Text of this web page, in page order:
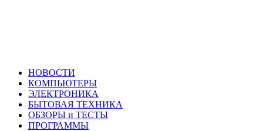
НОВОСТИ
КОМПЬЮТЕРЫ
ЭЛЕКТРОНИКА
БЫТОВАЯ ТЕХНИКА
ОБЗОРЫ и ТЕСТЫ
ПРОГРАММЫ